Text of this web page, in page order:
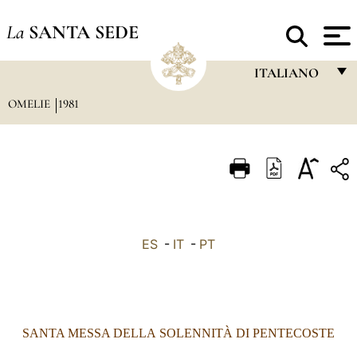
La SANTA SEDE
ITALIANO
ITALIANO
OMELIE 1981
ES - IT - PT
SANTA MESSA DELLA SOLENNITÀ DI PENTECOSTE